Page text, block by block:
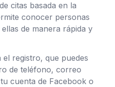
citas basada en la
conocer personas
de manera rápida y
registro, que puedes
de teléfono, correo
cuenta de Facebook o